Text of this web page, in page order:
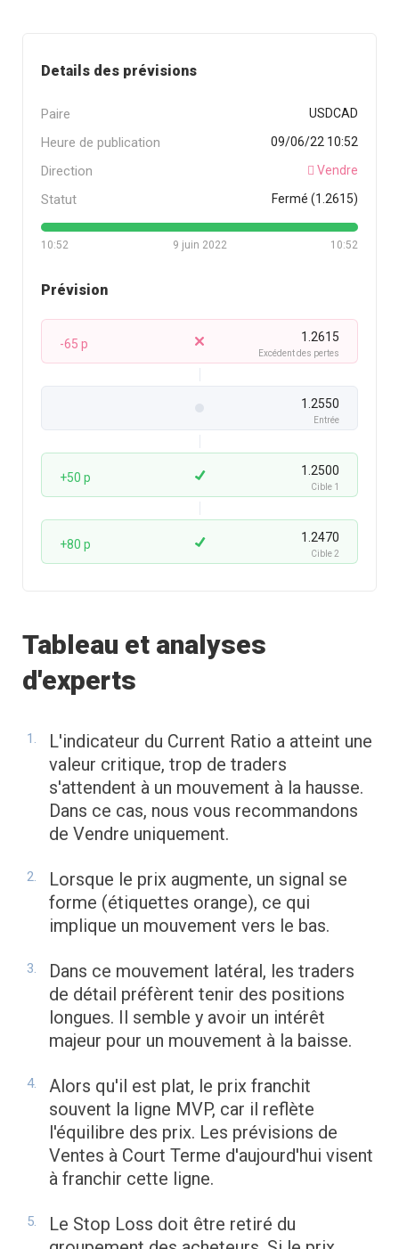
Details des prévisions
Paire USDCAD
Heure de publication 09/06/22 10:52
Direction Vendre
Statut Fermé (1.2615)
10:52 10:52
9 juin 2022
Prévision
-65 p 1.2615
Excédent des pertes
1.2550
Entrée
+50 p 1.2500
Cible 1
+80 p 1.2470
Cible 2
Tableau et analyses
d'experts
L'indicateur du Current Ratio a atteint une
valeur critique, trop de traders
s'attendent à un mouvement à la hausse.
Dans ce cas, nous vous recommandons
de Vendre uniquement.
Lorsque le prix augmente, un signal se
forme (étiquettes orange), ce qui
implique un mouvement vers le bas.
Dans ce mouvement latéral, les traders
de détail préfèrent tenir des positions
longues. Il semble y avoir un intérêt
majeur pour un mouvement à la baisse.
Alors qu'il est plat, le prix franchit
souvent la ligne MVP, car il reflète
l'équilibre des prix. Les prévisions de
Ventes à Court Terme d'aujourd'hui visent
à franchir cette ligne.
Le Stop Loss doit être retiré du